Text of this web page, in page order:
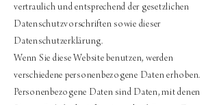
vertraulich und entsprechend der gesetzlichen
Datenschutzvorschriften sowie dieser
Datenschutzerklärung.
Wenn Sie diese Website benutzen, werden
verschiedene personenbezogene Daten erhoben.
Personenbezogene Daten sind Daten, mit denen